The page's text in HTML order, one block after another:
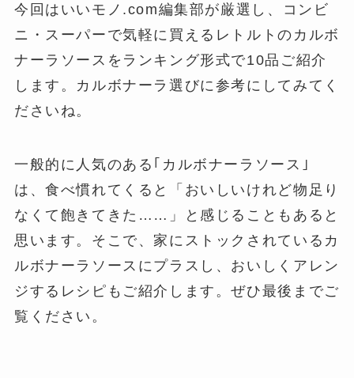
今回はいいモノ.com編集部が厳選し、コンビ
ニ・スーパーで気軽に買えるレトルトのカルボ
ナーラソースをランキング形式で10品ご紹介
します。カルボナーラ選びに参考にしてみてく
ださいね。
一般的に人気のある｢カルボナーラソース｣
は、食べ慣れてくると「おいしいけれど物足り
なくて飽きてきた……」と感じることもあると
思います。そこで、家にストックされているカ
ルボナーラソースにプラスし、おいしくアレン
ジするレシピもご紹介します。ぜひ最後までご
覧ください。